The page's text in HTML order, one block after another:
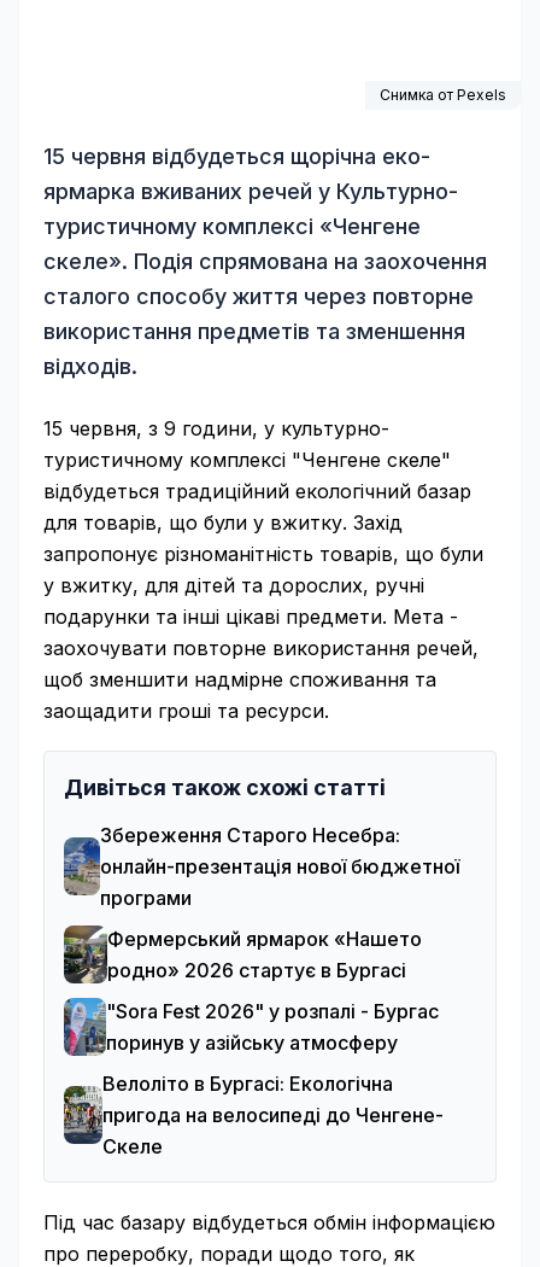
Снимка от Pexels
15 червня відбудеться щорічна еко-
ярмарка вживаних речей у Культурно-
туристичному комплексі «Ченгене
скеле». Подія спрямована на заохочення
сталого способу життя через повторне
використання предметів та зменшення
відходів.
15 червня, з 9 години, у культурно-
туристичному комплексі "Ченгене скеле"
відбудеться традиційний екологічний базар
для товарів, що були у вжитку. Захід
запропонує різноманітність товарів, що були
у вжитку, для дітей та дорослих, ручні
подарунки та інші цікаві предмети. Мета -
заохочувати повторне використання речей,
щоб зменшити надмірне споживання та
заощадити гроші та ресурси.
Дивіться також схожі статті
Збереження Старого Несебра:
онлайн-презентація нової бюджетної
програми
Фермерський ярмарок «Нашето
родно» 2026 стартує в Бургасі
"Sora Fest 2026" у розпалі - Бургас
поринув у азійську атмосферу
Велоліто в Бургасі: Екологічна
пригода на велосипеді до Ченгене-
Скеле
Під час базару відбудеться обмін інформацією
про переробку, поради щодо того, як